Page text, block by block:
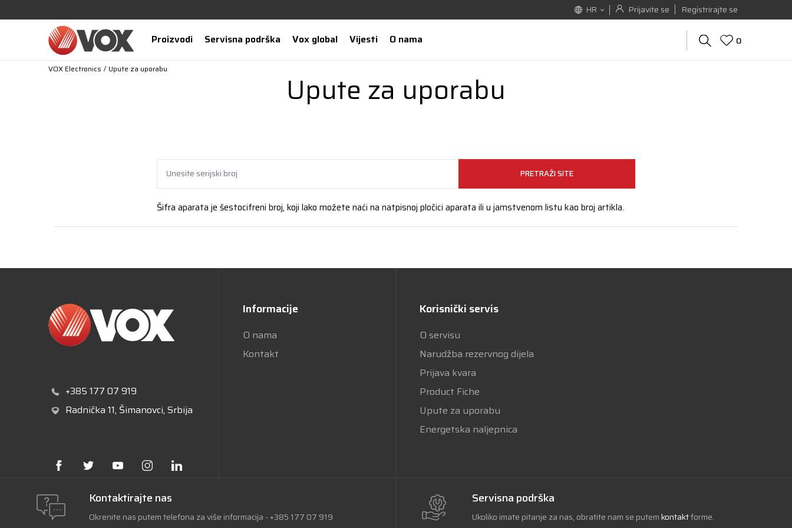
Prijavite se Registrirajte se
HR
Proizvodi Servisna podrška Vox global Vijesti O nama 0
VOX Electronics Upute za uporabu
Upute za uporabu
PRETRAŽI SITE
Šifra aparata je šestocifreni broj, koji lako možete naći na natpisnoj pločici aparata ili u jamstvenom listu kao broj artikla.
+385 177 07 919
Radnička 11, Šimanovci, Srbija
Informacije
O nama
Kontakt
Korisnički servis
O servisu
Narudžba rezervnog dijela
Prijava kvara
Product Fiche
Upute za uporabu
Energetska naljepnica
Kontaktirajte nas
Okrenite nas putem telefona za više informacija - +385 177 07 919
Servisna podrška
Ukoliko imate pitanje za nas, obratite nam se putemkontaktforme.